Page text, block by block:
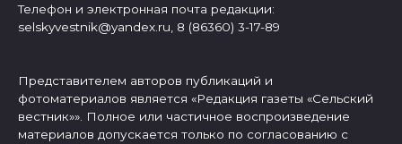
Телефон и электронная почта редакции:
selskyvestnik@yandex.ru, 8 (86360) 3-17-89
Представителем авторов публикаций и
фотоматериалов является «Редакция газеты «Сельский
вестник»». Полное или частичное воспроизведение
материалов допускается только по согласованию с